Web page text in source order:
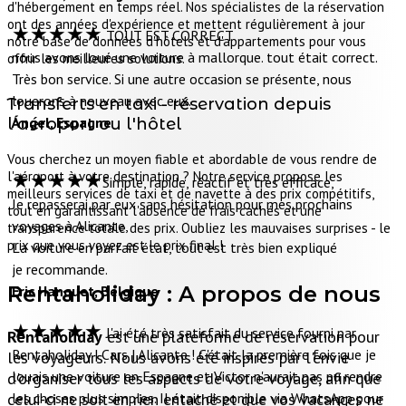
★★★★★TOUT EST CORRECT
nous avons loué une voiture à mallorque. tout était correct.
Très bon service. Si une autre occasion se présente, nous
louerons à nouveau avec eux.
Ángel, Espagne
★★★★★Simple, rapide, réactif et très efficace,
Je repasserai par eux sans hésitation pour mes prochains
voyages à Alicante,
La voiture en parfait état, tout est très bien expliqué
je recommande.
Eric Hanquet, Belgique
★★★★★J'ai été très satisfait du service fourni par
Rentaholiday | Cars | Alicante ! C'était la première fois que je
louais une voiture en Espagne et Victor n'aurait pas pu rendre
les choses plus simples. Il était disponible via WhatsApp pour
d'hébergement en temps réel. Nos spécialistes de la réservation
ont des années d'expérience et mettent régulièrement à jour
notre base de données d'hôtels et d'appartements pour vous
offrir les meilleures solutions.
Transferts en taxi - réservation depuis
l'aéroport ou l'hôtel
Vous cherchez un moyen fiable et abordable de vous rendre de
l'aéroport à votre destination ? Notre service propose les
meilleurs services de taxi et de navette à des prix compétitifs,
tout en garantissant l'absence de frais cachés et une
transparence totale des prix. Oubliez les mauvaises surprises - le
prix que vous voyez est le prix final !
Rentaholiday : A propos de nous
Rentaholidayest une plateforme de réservation pour
les voyageurs. Nous avons été inspirés par l'envie
d'organiser tous les aspects de votre voyage, afin que
celui-ci ne soit en rien entaché et que vos vacances ne